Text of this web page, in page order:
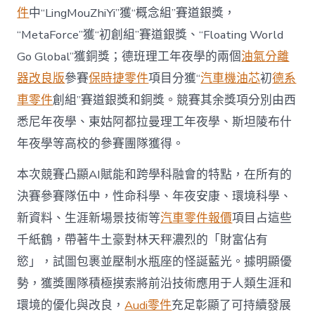
件中“LingMouZhiYi”獲“概念組”賽道銀獎，
“MetaForce”獲“初創組”賽道銀獎、“Floating World
Go Global”獲銅獎；德班理工年夜學的兩個油氣分離
器改良版參賽保時捷零件項目分獲“汽車機油芯初德系
車零件創組”賽道銀獎和銅獎。競賽其余獎項分別由西
悉尼年夜學、東姑阿都拉曼理工年夜學、斯坦陵布什
年夜學等高校的參賽團隊獲得。
本次競賽凸顯AI賦能和跨學科融會的特點，在所有的
決賽參賽隊伍中，性命科學、年夜安康、環境科學、
新資料、生涯新場景技術等汽車零件報價項目占這些
千紙鶴，帶著牛土豪對林天秤濃烈的「財富佔有
慾」，試圖包裹並壓制水瓶座的怪誕藍光。據明顯優
勢，獲獎團隊積極摸索將前沿技術應用于人類生涯和
環境的優化與改良，Audi零件充足彰顯了可持續發展